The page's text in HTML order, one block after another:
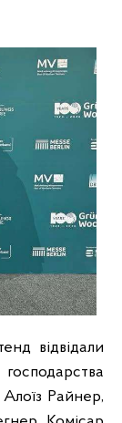
відвідали
господарства
Райнер,